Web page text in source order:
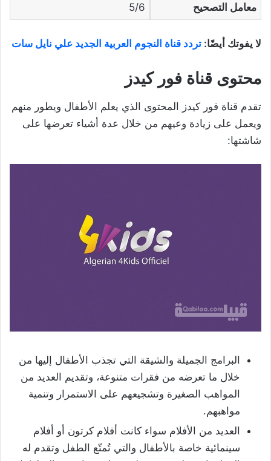
معامل التصحيح 5/6
لا يفوتك أيضًا: تردد قناة النجوم العربية الجديد علي نايل سات
محتوى قناة فور كيدز
تقدم قناة فور كيدز المحتوى الذي يعلم الأطفال ويطور منهم
ويعمل على زيادة وعيهم من خلال عدة أشياء تعرضها على
شاشتها:
البرامج الجميلة والشيقة التي تجذب الأطفال إليها من
خلال ما تعرضه من فقرات متنوعة، وتقديم العديد من
المواهب الصغيرة وتشجيعهم على الاستمرار وتنمية
مواهبهم.
العديد من الأفلام سواء كانت أفلام كرتون أو أفلام
سينمائية خاصة بالأطفال والتي تُمتّع الطفل وتقدم له